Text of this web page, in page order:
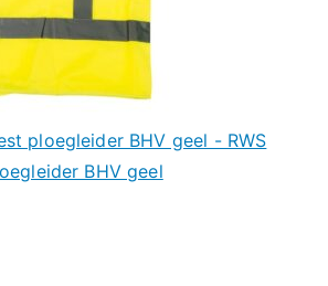
ploegleider BHV geel - RWS
BHV geel